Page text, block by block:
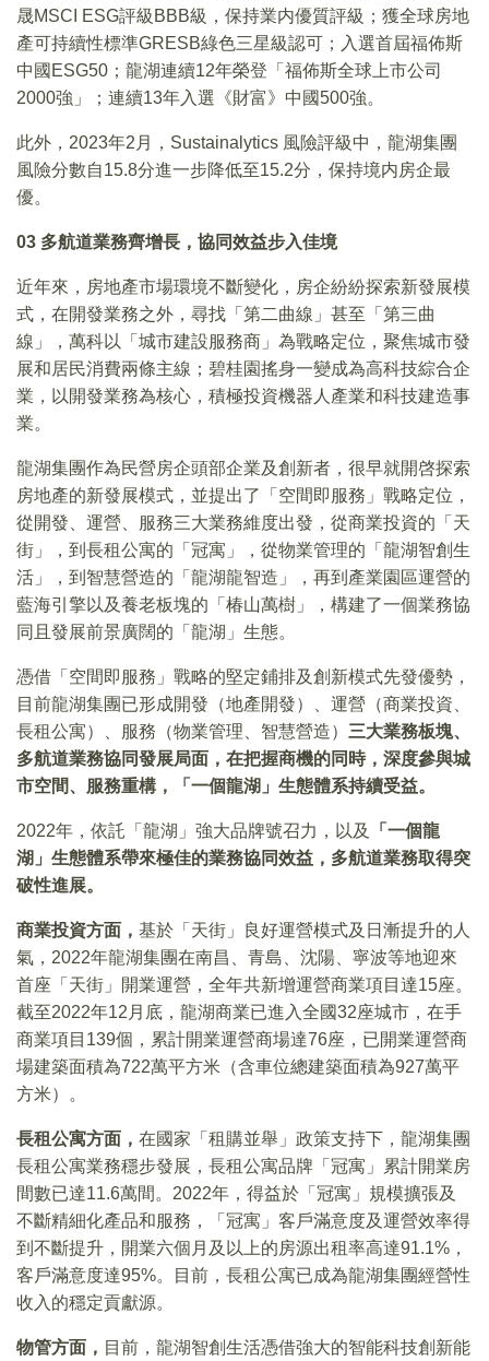
晟MSCI ESG評級BBB級，保持業内優質評級；獲全球房地
產可持續性標準GRESB綠色三星級認可；入選首屆福佈斯
中國ESG50；龍湖連續12年榮登「福佈斯全球上市公司
2000強」；連續13年入選《財富》中國500強。
此外，2023年2月，Sustainalytics 風險評級中，龍湖集團
風險分數自15.8分進一步降低至15.2分，保持境内房企最
優。
03 多航道業務齊增長，協同效益步入佳境
近年來，房地產市場環境不斷變化，房企紛紛探索新發展模
式，在開發業務之外，尋找「第二曲線」甚至「第三曲
線」，萬科以「城市建設服務商」為戰略定位，聚焦城市發
展和居民消費兩條主線；碧桂園搖身一變成為高科技綜合企
業，以開發業務為核心，積極投資機器人產業和科技建造事
業。
龍湖集團作為民營房企頭部企業及創新者，很早就開啓探索
房地產的新發展模式，並提出了「空間即服務」戰略定位，
從開發、運營、服務三大業務維度出發，從商業投資的「天
街」，到長租公寓的「冠寓」，從物業管理的「龍湖智創生
活」，到智慧營造的「龍湖龍智造」，再到產業園區運營的
藍海引擎以及養老板塊的「椿山萬樹」，構建了一個業務協
同且發展前景廣闊的「龍湖」生態。
憑借「空間即服務」戰略的堅定鋪排及創新模式先發優勢，
目前龍湖集團已形成開發（地產開發）、運營（商業投資、
長租公寓）、服務（物業管理、智慧營造） 三大業務板塊、
多航道業務協同發展局面，在把握商機的同時，深度參與城
市空間、服務重構，「一個龍湖」生態體系持續受益。
2022年，依託「龍湖」強大品牌號召力，以及
「一個龍
湖」生態體系帶來極佳的業務協同效益，多航道業務取得突
破性進展。
商業投資方面， 基於「天街」良好運營模式及日漸提升的人
氣，2022年龍湖集團在南昌、青島、沈陽、寧波等地迎來
首座「天街」開業運營，全年共新增運營商業項目達15座。
截至2022年12月底，龍湖商業已進入全國32座城市，在手
商業項目139個，累計開業運營商場達76座，已開業運營商
場建築面積為722萬平方米（含車位總建築面積為927萬平
方米）。
長租公寓方面， 在國家「租購並舉」政策支持下，龍湖集團
長租公寓業務穩步發展，長租公寓品牌「冠寓」累計開業房
間數已達11.6萬間。2022年，得益於「冠寓」規模擴張及
不斷精細化產品和服務，「冠寓」客戶滿意度及運營效率得
到不斷提升，開業六個月及以上的房源出租率高達91.1%，
客戶滿意度達95%。目前，長租公寓已成為龍湖集團經營性
收入的穩定貢獻源。
物管方面， 目前，龍湖智創生活憑借強大的智能科技創新能